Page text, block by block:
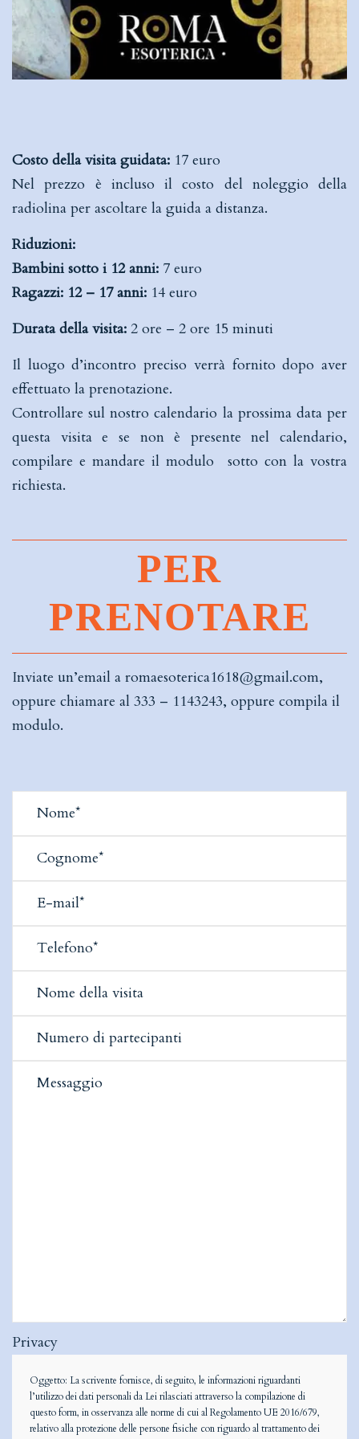
Costo della visita guidata: 17 euro
Nel prezzo è incluso il costo del noleggio della
radiolina per ascoltare la guida a distanza.
Riduzioni:
Bambini sotto i 12 anni: 7 euro
Ragazzi: 12 – 17 anni: 14 euro
Durata della visita: 2 ore – 2 ore 15 minuti
Il luogo d’incontro preciso verrà fornito dopo aver
effettuato la prenotazione.
Controllare sul nostro calendario la prossima data per
questa visita e se non è presente nel calendario,
compilare e mandare il modulo sotto con la vostra
richiesta.
PER
PRENOTARE
Inviate un’email a romaesoterica1618@gmail.com,
oppure chiamare al 333 – 1143243, oppure compila il
modulo.
Privacy
Oggetto: La scrivente fornisce, di seguito, le informazioni riguardanti
l’utilizzo dei dati personali da Lei rilasciati attraverso la compilazione di
questo form, in osservanza alle norme di cui al Regolamento UE 2016/679,
relativo alla protezione delle persone fisiche con riguardo al trattamento dei